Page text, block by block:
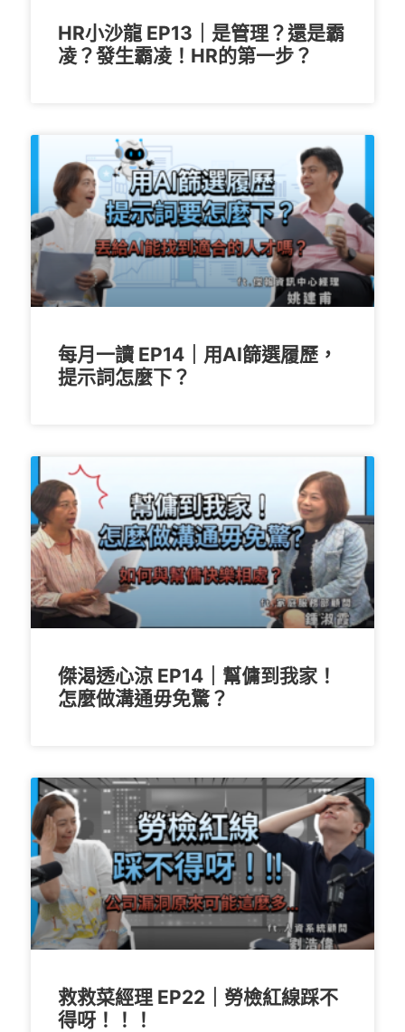
HR小沙龍 EP13｜是管理？還是霸
凌？發生霸凌！HR的第一步？
每月一讀 EP14｜用AI篩選履歷，
提示詞怎麼下？
傑渴透心涼 EP14｜幫傭到我家！
怎麼做溝通毋免驚？
救救菜經理 EP22｜勞檢紅線踩不
得呀！！！